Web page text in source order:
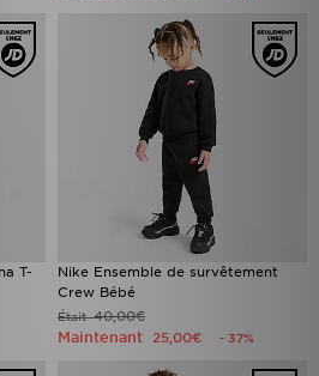
T-
Nike Ensemble de survêtement
Crew Bébé
Était40,00€
Maintenant 25,00€ - 37%